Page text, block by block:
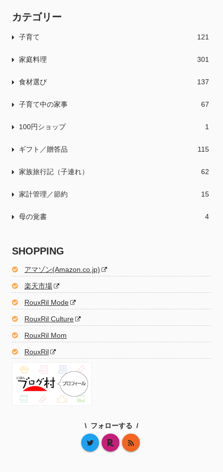
カテゴリー
子育て 121
家庭料理 301
食材選び 137
子育て中の家事 67
100円ショップ 1
ギフト／贈答品 115
家族旅行記（子連れ） 62
家計管理／節約 15
母の覚書 4
SHOPPING
アマゾン(Amazon.co.jp)
楽天市場
RouxRil Mode
RouxRil Culture
RouxRil Mom
RouxRil
フォローする